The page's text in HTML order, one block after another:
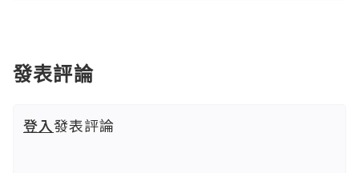
發表評論
登入發表評論